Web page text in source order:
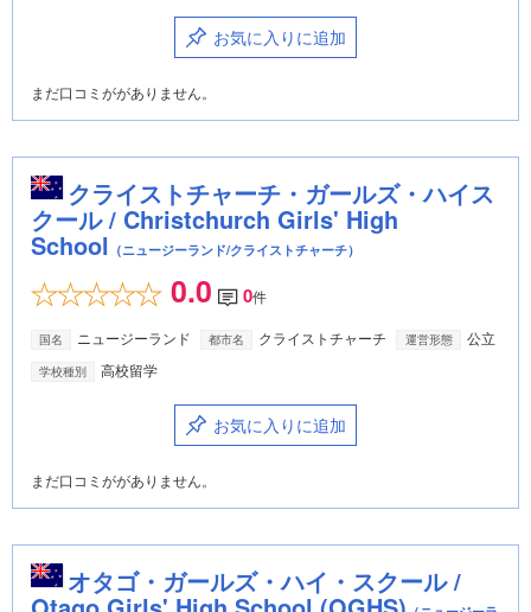
お気に入りに追加
まだ口コミががありません。
クライストチャーチ・ガールズ・ハイス
クール / Christchurch Girls' High
School （ニュージーランド/クライストチャーチ）
0.0 0件
国名 ニュージーランド 都市名 クライストチャーチ 運営形態 公立
学校種別 高校留学
お気に入りに追加
まだ口コミががありません。
オタゴ・ガールズ・ハイ・スクール /